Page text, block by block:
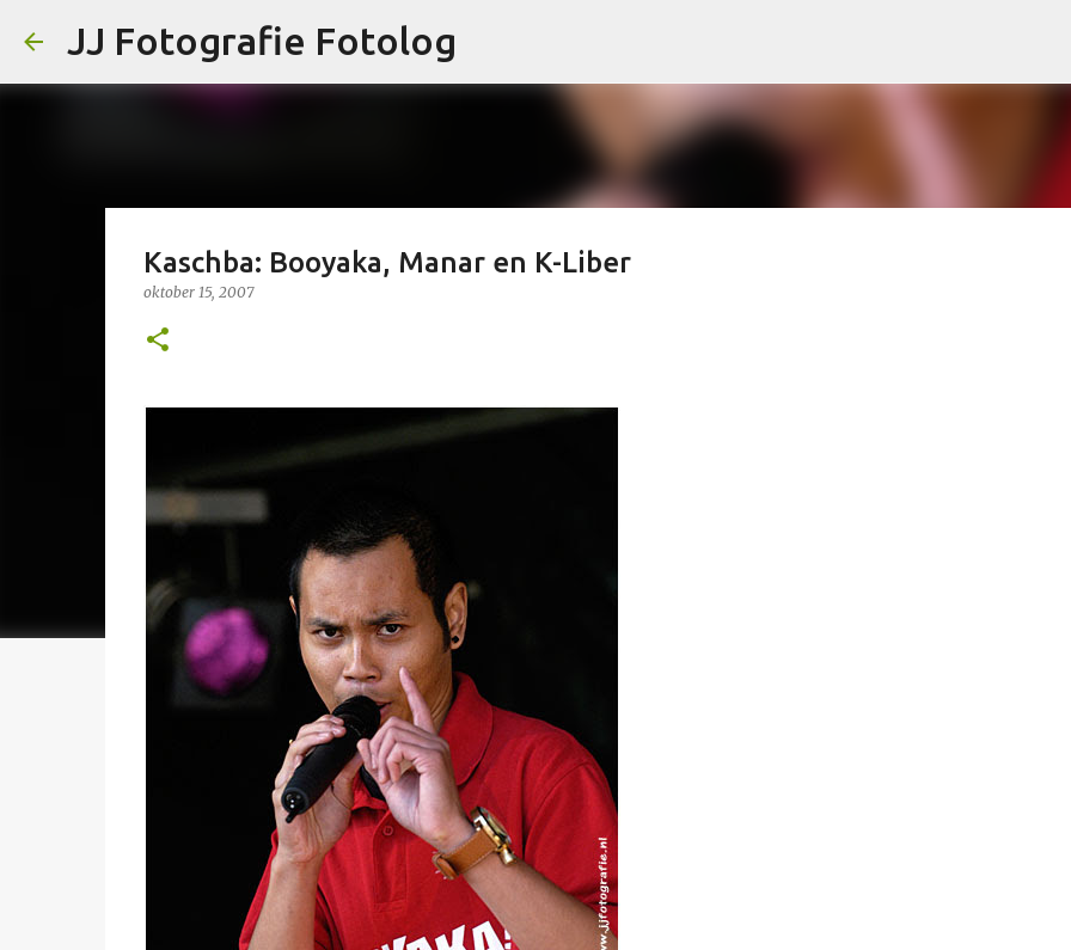
JJ Fotografie Fotolog
Kaschba: Booyaka, Manar en K-Liber
oktober 15, 2007